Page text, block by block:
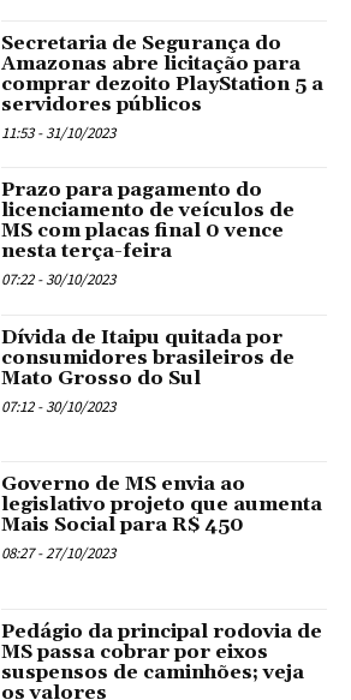
Secretaria de Segurança do
Amazonas abre licitação para
comprar dezoito PlayStation 5 a
servidores públicos
11:53 - 31/10/2023
Prazo para pagamento do
licenciamento de veículos de
MS com placas final 0 vence
nesta terça-feira
07:22 - 30/10/2023
Dívida de Itaipu quitada por
consumidores brasileiros de
Mato Grosso do Sul
07:12 - 30/10/2023
Governo de MS envia ao
legislativo projeto que aumenta
Mais Social para R$ 450
08:27 - 27/10/2023
Pedágio da principal rodovia de
MS passa cobrar por eixos
suspensos de caminhões; veja
os valores